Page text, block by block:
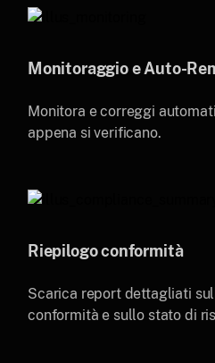
Monitoraggio e Auto-
Monitora e correggi
appena si verificano.
Riepilogo conformità
Scarica report dettagliati
conformità e sullo stato di